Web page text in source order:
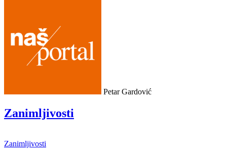
Petar Gardović
Zanimljivosti
Zanimljivosti